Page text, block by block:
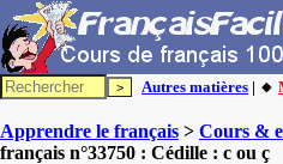
Autres matières | 🔸
Apprendre le français > Cours &
français n°33750 : Cédille : c ou ç